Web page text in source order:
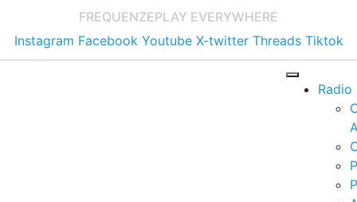
FREQUENZEPLAY EVERYWHERE
Instagram Facebook Youtube X-twitter Threads Tiktok
Radio